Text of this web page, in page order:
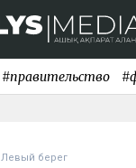
#правительство
Левый берег